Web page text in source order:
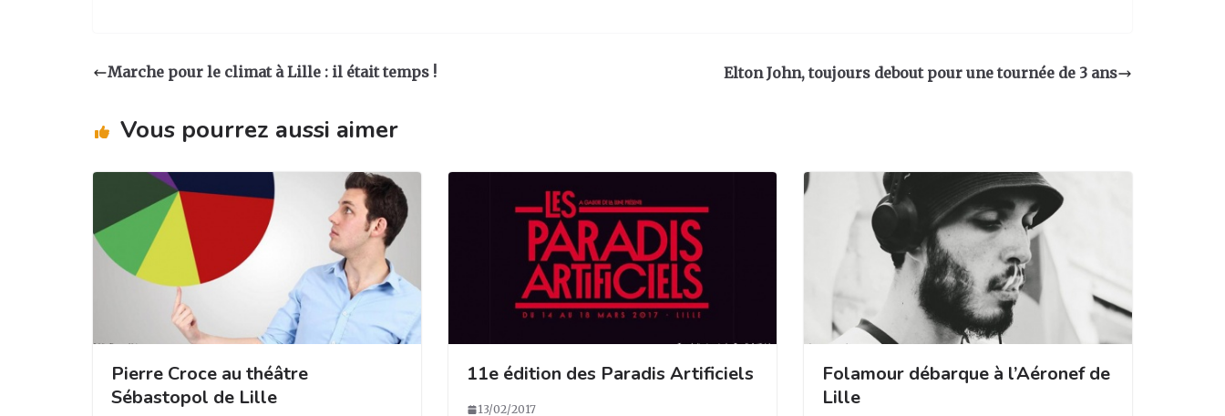
a
ra
e
o
k
e
n
g
Marche pour le climat à Lille : il était temps ! Elton John, toujours debout pour une tournée de 3 ans
Vous pourrez aussi aimer
Pierre Croce au théâtre
Sébastopol de Lille
11e édition des Paradis Artificiels
13/02/2017
Folamour débarque à l’Aéronef de
Lille